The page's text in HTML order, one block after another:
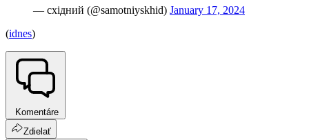
— східний (@samotniyskhid) January 17, 2024
(idnes)
Komentáre
Zdielať